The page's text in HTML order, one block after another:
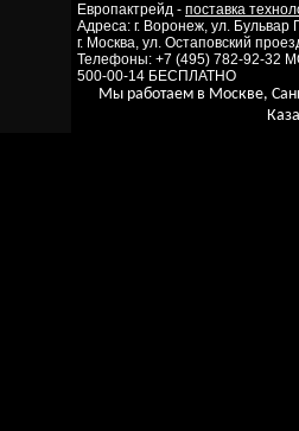
Европактрейд - поставка
Адреса: г. Воронеж, ул.
г. Москва, ул. Остаповский
Телефоны: +7 (495) 782-92-32
500-00-14 БЕСПЛАТНО
Мы работаем в Москве,